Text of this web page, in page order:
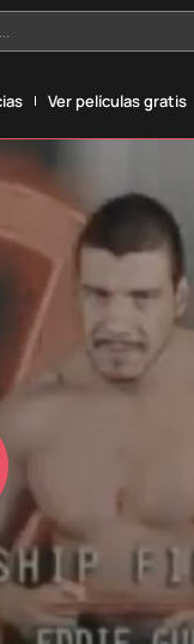
Ver películas gratis